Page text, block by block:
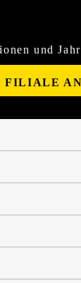
und
FILIALE